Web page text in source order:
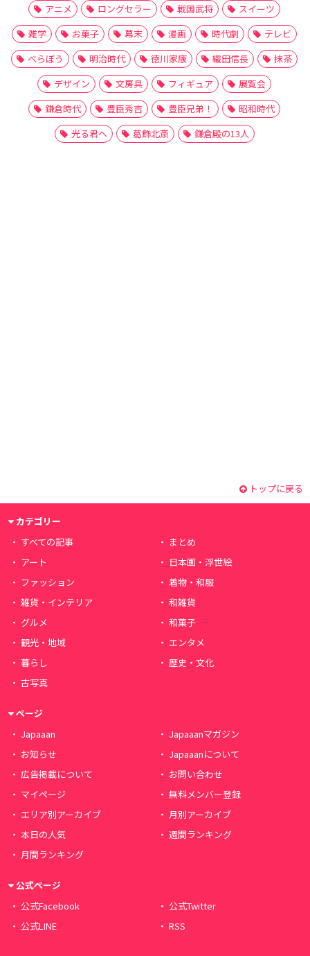
アニメ
ロングセラー 戦国武将
スイーツ
雑学
お菓子 幕末 漫画 時代劇
テレビ
べらぼう
明治時代 徳川家康 織田信長
抹茶
デザイン
文房具 フィギュア
展覧会
鎌倉時代
豊臣秀吉 豊臣兄弟！
昭和時代
光る君へ
葛飾北斎 鎌倉殿の13人
トップに戻る
カテゴリー
すべての記事
まとめ
アート
日本画・浮世絵
ファッション
着物・和服
雑貨・インテリア
和雑貨
グルメ
和菓子
観光・地域
エンタメ
暮らし
歴史・文化
古写真
ページ
Japaaan
Japaaanマガジン
お知らせ
Japaaanについて
広告掲載について
お問い合わせ
マイページ
無料メンバー登録
エリア別アーカイブ
月別アーカイブ
本日の人気
週間ランキング
月間ランキング
公式ページ
公式Facebook
公式Twitter
公式LINE
RSS